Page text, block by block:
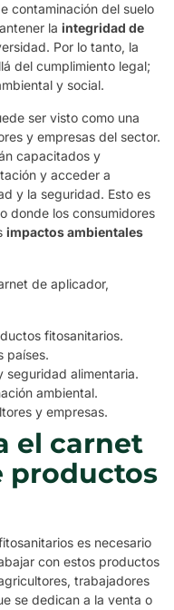
contaminación del suelo
la integridad de
Por lo tanto, la
del cumplimiento legal;
y social.
ser visto como una
y empresas del sector.
capacitados y
y acceder a
y la seguridad. Esto es
donde los consumidores
impactos ambientales
de aplicador,
fitosanitarios.
países.
seguridad alimentaria.
ambiental.
y empresas.
el carnet
productos
es necesario
con estos productos
trabajadores
se dedican a la venta o